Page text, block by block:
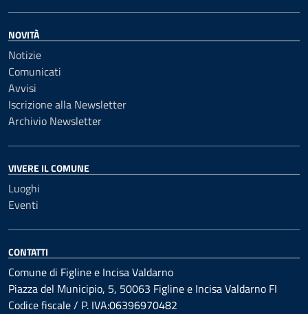
NOVITÀ
Notizie
Comunicati
Avvisi
Iscrizione alla Newsletter
Archivio Newsletter
VIVERE IL COMUNE
Luoghi
Eventi
CONTATTI
Comune di Figline e Incisa Valdarno
Piazza del Municipio, 5, 50063 Figline e Incisa Valdarno FI
Codice fiscale / P. IVA:06396970482